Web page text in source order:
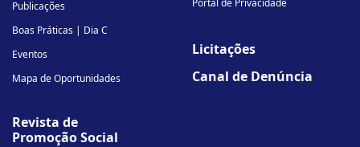
Publicações
Boas Práticas | Dia C
Eventos
Mapa de Oportunidades
Revista de
Promoção Social
Licitações
Canal de Denúncia